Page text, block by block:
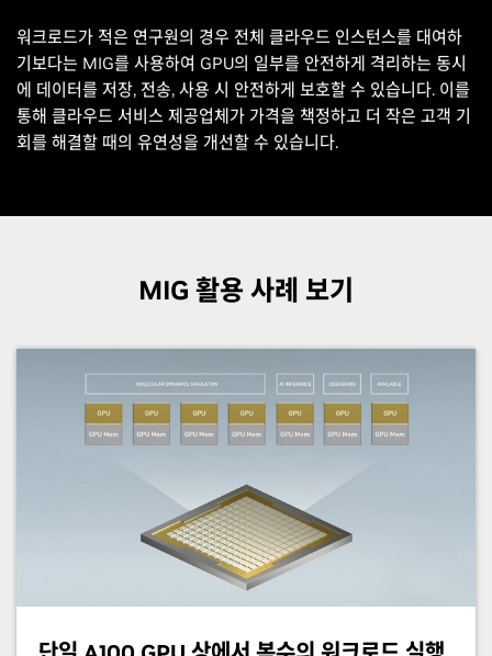
워크로드가 적은 연구원의 경우 전체 클라우드 인스턴스를 대여하
기보다는 MIG를 사용하여 GPU의 일부를 안전하게 격리하는 동시
에 데이터를 저장, 전송, 사용 시 안전하게 보호할 수 있습니다. 이를
통해 클라우드 서비스 제공업체가 가격을 책정하고 더 작은 고객 기
회를 해결할 때의 유연성을 개선할 수 있습니다.
MIG 활용 사례 보기